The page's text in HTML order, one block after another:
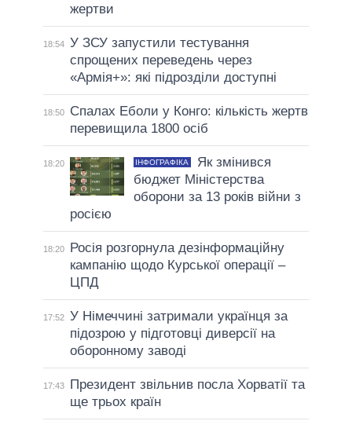
жертви
18:54 У ЗСУ запустили тестування
спрощених переведень через
«Армія+»: які підрозділи доступні
18:50
Спалах Еболи у Конго: кількість жертв
перевищила 1800 осіб
18:20 ІНФОГРАФІКА
Як змінився
бюджет Міністерства
оборони за 13 років війни з
росією
18:20
Росія розгорнула дезінформаційну
кампанію щодо Курської операції –
ЦПД
17:52 У Німеччині затримали українця за
підозрою у підготовці диверсії на
оборонному заводі
17:43
Президент звільнив посла Хорватії та
ще трьох країн